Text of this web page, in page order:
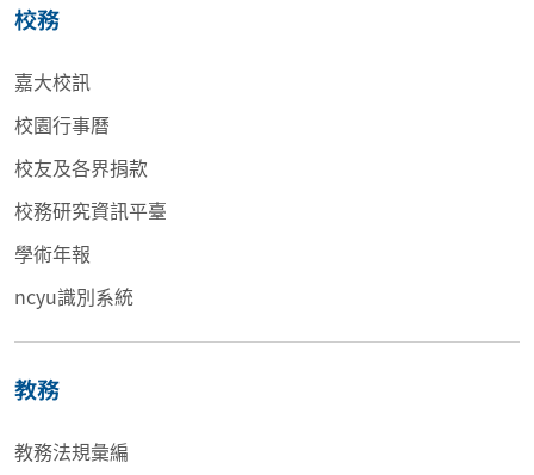
校務
嘉大校訊
校園行事曆
校友及各界捐款
校務研究資訊平臺
學術年報
ncyu識別系統
教務
教務法規彙編